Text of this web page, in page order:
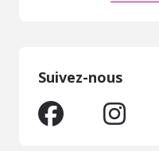
Suivez-nous